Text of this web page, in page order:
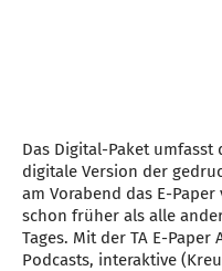
Das Digital-Paket
digitale Version der
am Vorabend das E-
schon früher als alle
Tages. Mit der TA E-
Podcasts, interaktive